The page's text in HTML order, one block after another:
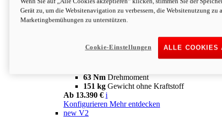
63 NmDrehmoment
151 kgGewicht ohne Kraftstoff
Ab 13.890 € i
63 Nm Drehmoment
151 kg Gewicht ohne Kraftstoff
Ab 13.390 € i
Konfigurieren Mehr entdecken
new V2
Gerät zu, um die Websitenavigation zu verbessern, die Websitenutzung zu
Marketingbemühungen zu unterstützen.
ALLE COOKIES
Cookie-Einstellungen